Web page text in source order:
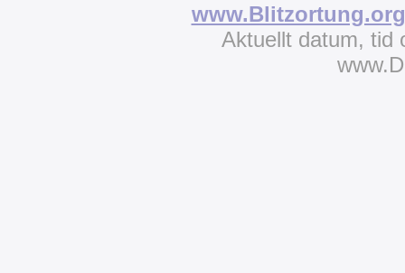
www.Blitzortung.org
Aktuellt datum, tid